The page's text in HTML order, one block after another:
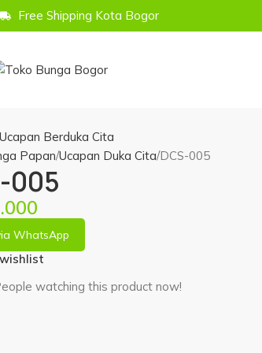
Free Shipping Kota Bogor
Papan Ucapan Duka Cita DCS-005
005
WhatsApp
watching this product now!